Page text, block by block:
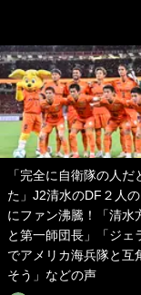
「完全に自衛隊の人だ
た」J2清水のDF２人
にファン沸騰！「清水
と第一師団長」「ジェ
でアメリカ海兵隊と互
そう」などの声